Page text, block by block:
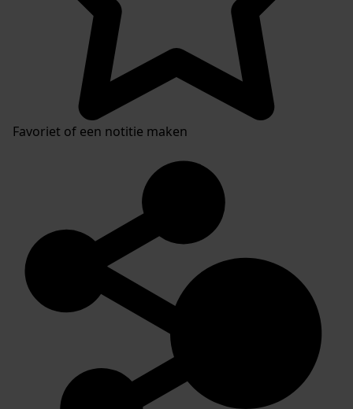
Favoriet of een notitie maken